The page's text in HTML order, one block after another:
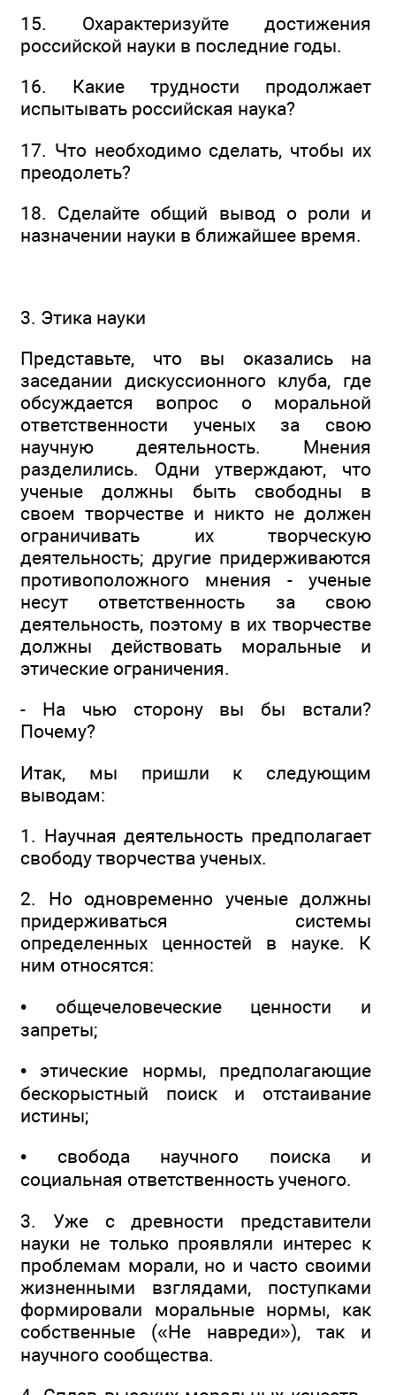
15. Охарактеризуйте достижения
российской науки в последние годы.
16. Какие трудности продолжает
испытывать российская наука?
17. Что необходимо сделать, чтобы их
преодолеть?
18. Сделайте общий вывод о роли и
назначении науки в ближайшее время.
3. Этика науки
Представьте, что вы оказались на
заседании дискуссионного клуба, где
обсуждается вопрос о моральной
ответственности ученых за свою
научную деятельность. Мнения
разделились. Одни утверждают, что
ученые должны быть свободны в
своем творчестве и никто не должен
ограничивать их творческую
деятельность; другие придерживаются
противоположного мнения - ученые
несут ответственность за свою
деятельность, поэтому в их творчестве
должны действовать моральные и
этические ограничения.
- На чью сторону вы бы встали?
Почему?
Итак, мы пришли к следующим
выводам:
1. Научная деятельность предполагает
свободу творчества ученых.
2. Но одновременно ученые должны
придерживаться системы
определенных ценностей в науке. К
ним относятся:
• общечеловеческие ценности и
запреты;
• этические нормы, предполагающие
бескорыстный поиск и отстаивание
истины;
• свобода научного поиска и
социальная ответственность ученого.
3. Уже с древности представители
науки не только проявляли интерес к
проблемам морали, но и часто своими
жизненными взглядами, поступками
формировали моральные нормы, как
собственные («Не навреди»), так и
научного сообщества.